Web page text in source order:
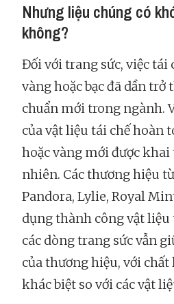
Nhưng liệu chúng có
không?
Đối với trang sức, việc
vàng hoặc bạc đã dần
chuẩn mới trong ngành.
của vật liệu tái chế hoàn
hoặc vàng mới được
nhiên. Các thương hiệu
Pandora, Lylie, Royal
dụng thành công vật liệu
các dòng trang sức vẫn
của thương hiệu, với
khác biệt so với các vật